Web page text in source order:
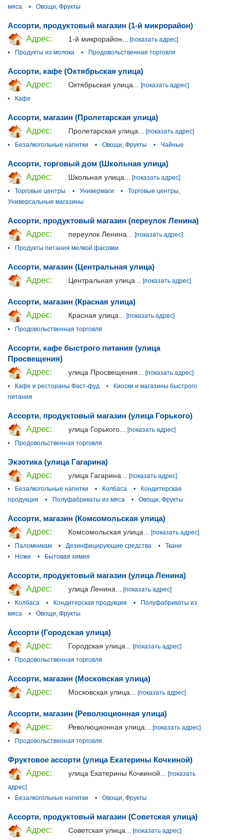
мяса
• Овощи, Фрукты
Ассорти, продуктовый магазин (1-й микрорайон)
Адрес:
1-й микрорайон...
[показать адрес]
•
Продукты из молока • Продовольственная торговля
Ассорти, кафе (Октябрьская улица)
Адрес:
Октябрьская улица... [показать адрес]
•
Кафе
Ассорти, магазин (Пролетарская улица)
Адрес:
Пролетарская улица... [показать адрес]
•
Безалкогольные напитки • Овощи, Фрукты • Чайные
Ассорти, торговый дом (Школьная улица)
Адрес:
Школьная улица...
[показать адрес]
•
Торговые центры • Универмаги •
Торговые центры,
Универсальные магазины
Ассорти, продуктовый магазин (переулок Ленина)
Адрес:
переулок Ленина...
[показать адрес]
•
Продукты питания мелкой фасовки
Ассорти, магазин (Центральная улица)
Адрес:
Центральная улица... [показать адрес]
Ассорти, магазин (Красная улица)
Адрес:
Красная улица... [показать адрес]
•
Продовольственная торговля
Ассорти, кафе быстрого питания (улица
Просвещения)
Адрес:
улица Просвещения...
[показать адрес]
•
Кафе и рестораны Фаст-фуд •
Киоски и магазины быстрого
питания
Ассорти, продуктовый магазин (улица Горького)
Адрес:
улица Горького...
[показать адрес]
•
Продовольственная торговля
Экзотика (улица Гагарина)
Адрес:
улица Гагарина...
[показать адрес]
•
Безалкогольные напитки • Колбаса •
Кондитерская
продукция
• Полуфабрикаты из мяса • Овощи, Фрукты
Ассорти, магазин (Комсомольская улица)
Адрес:
Комсомольская улица... [показать адрес]
•
Паломникам • Дезинфицирующие средства •
Ткани
•
Ножи • Бытовая химия
Ассорти, продуктовый магазин (улица Ленина)
Адрес:
улица Ленина...
[показать адрес]
•
Колбаса • Кондитерская продукция •
Полуфабрикаты из
мяса
• Овощи, Фрукты
Ассорти (Городская улица)
Адрес:
Городская улица...
[показать адрес]
•
Продовольственная торговля
Ассорти, магазин (Московская улица)
Адрес:
Московская улица... [показать адрес]
Ассорти, магазин (Революционная улица)
Адрес:
Революционная улица... [показать адрес]
•
Продовольственная торговля
Фруктовое ассорти (улица Екатерины Кочкиной)
Адрес:
улица Екатерины Кочкиной...
[показать
адрес]
•
Безалкогольные напитки • Овощи, Фрукты
Ассорти, продуктовый магазин (Советская улица)
Адрес:
Советская улица... [показать адрес]